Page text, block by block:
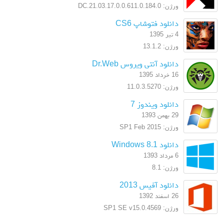
ورژن: 17.0.0.611.0.184.0.DC.21.03
دانلود فتوشاپ CS6
4 تیر 1395
ورژن: 13.1.2
دانلود آنتی ویروس Dr.Web
16 خرداد 1395
ورژن: 11.0.3.5270
دانلود ویندوز 7
29 بهمن 1393
ورژن: SP1 Feb 2015
دانلود Windows 8.1
6 مرداد 1393
ورژن: 8.1
دانلود آفیس 2013
26 اسفند 1392
ورژن: SP1 SE v15.0.4569